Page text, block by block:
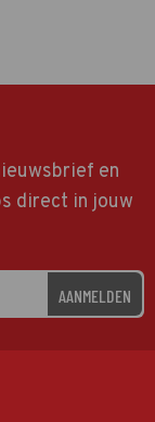
en
direct in jouw
AANMELDEN